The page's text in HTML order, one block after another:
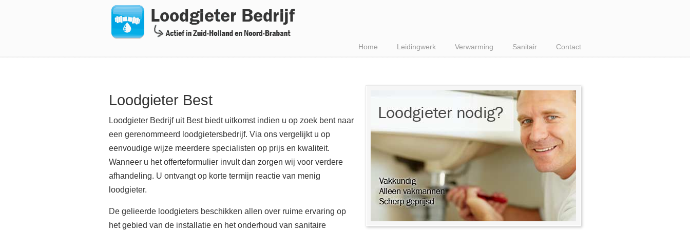
Home Leidingwerk Verwarming Sanitair Contact
Loodgieter Best
Loodgieter Bedrijf uit Best biedt uitkomst indien u op zoek bent naar
een gerenommeerd loodgietersbedrijf. Via ons vergelijkt u op
eenvoudige wijze meerdere specialisten op prijs en kwaliteit.
Wanneer u het offerteformulier invult dan zorgen wij voor verdere
afhandeling. U ontvangt op korte termijn reactie van menig
loodgieter.
De gelieerde loodgieters beschikken allen over ruime ervaring op
het gebied van de installatie en het onderhoud van sanitaire